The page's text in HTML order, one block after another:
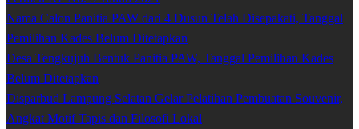
Nama Calon Panitia PAW dari 4 Dusun Telah Disepakati, Tanggal
Pemilihan Kades Belum Ditetapkan
Desa Tengkujuh Bentuk Panitia PAW, Tanggal Pemilihan Kades
Belum Ditetapkan
Disparbud Lampung Selatan Gelar Pelatihan Pembuatan Souvenir,
Angkat Motif Tapis dan Filosofi Lokal